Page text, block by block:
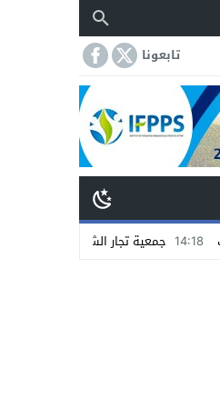
تابعونا
الشاوية بسطات تستنكر الاعتداء